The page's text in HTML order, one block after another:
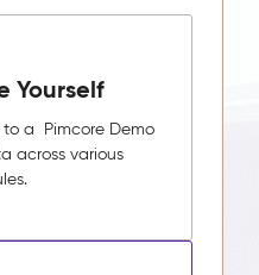
Yourself
a Pimcore Demo
across various